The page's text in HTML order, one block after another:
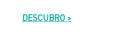
DESCUBRO >